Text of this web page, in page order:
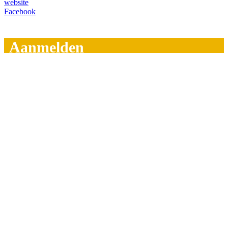
website
Facebook
Aanmelden